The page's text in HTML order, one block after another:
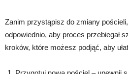
Zanim przystąpisz do zmiany
odpowiednio, aby proces przebiegał
kroków, które możesz podjąć, aby